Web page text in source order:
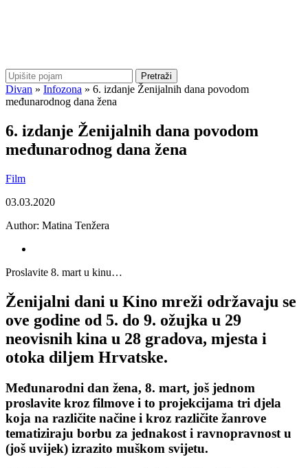
Pretraži
Divan » Infozona » 6. izdanje Ženijalnih dana povodom
međunarodnog dana žena
6. izdanje Ženijalnih dana povodom
međunarodnog dana žena
Film
03.03.2020
Author: Matina Tenžera
Proslavite 8. mart u kinu…
Ženijalni dani u Kino mreži održavaju se
ove godine od 5. do 9. ožujka u 29
neovisnih kina u 28 gradova, mjesta i
otoka diljem Hrvatske.
Međunarodni dan žena, 8. mart, još jednom
proslavite kroz filmove i to projekcijama tri djela
koja na različite načine i kroz različite žanrove
tematiziraju borbu za jednakost i ravnopravnost u
(još uvijek) izrazito muškom svijetu.